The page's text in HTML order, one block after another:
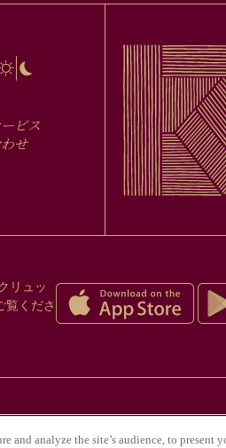
ビス
せ
リュッ
覧くださ
乱用は健康にとって危険
and analyze the site’s audience, to present